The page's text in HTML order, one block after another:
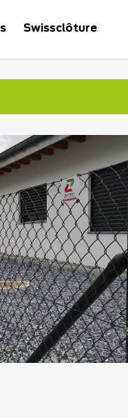
Swissclôture